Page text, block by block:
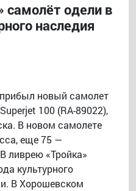
самолёт одели в
наследия
новый самолет
100 (RA-89022),
В новом самолете
еще 75 —
ливрею «Тройка»
культурного
В Хорошевском